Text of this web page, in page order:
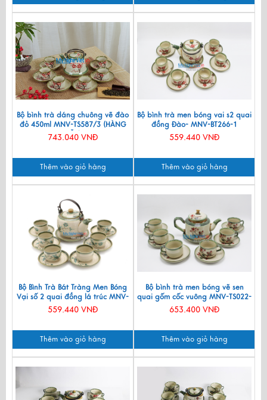
Bộ bình trà dáng chuông vẽ đào
đỏ 450ml MNV-TS587/3 (HÀNG
ĐẶT)
743.040 VNĐ
Thêm vào giỏ hàng
Bộ bình trà men bóng vai s2 quai
đồng Đào- MNV-BT266-1
559.440 VNĐ
Thêm vào giỏ hàng
Bộ Bình Trà Bát Tràng Men Bóng
Vại số 2 quai đồng lá trúc MNV-
BT266
559.440 VNĐ
Thêm vào giỏ hàng
Bộ bình trà men bóng vẽ sen
quai gốm cốc vuông MNV-TS022-
2
653.400 VNĐ
Thêm vào giỏ hàng